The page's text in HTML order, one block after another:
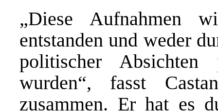
„Diese Aufnahmen
entstanden und weder
politischer Absichten
wurden“, fasst
zusammen. Er hat es